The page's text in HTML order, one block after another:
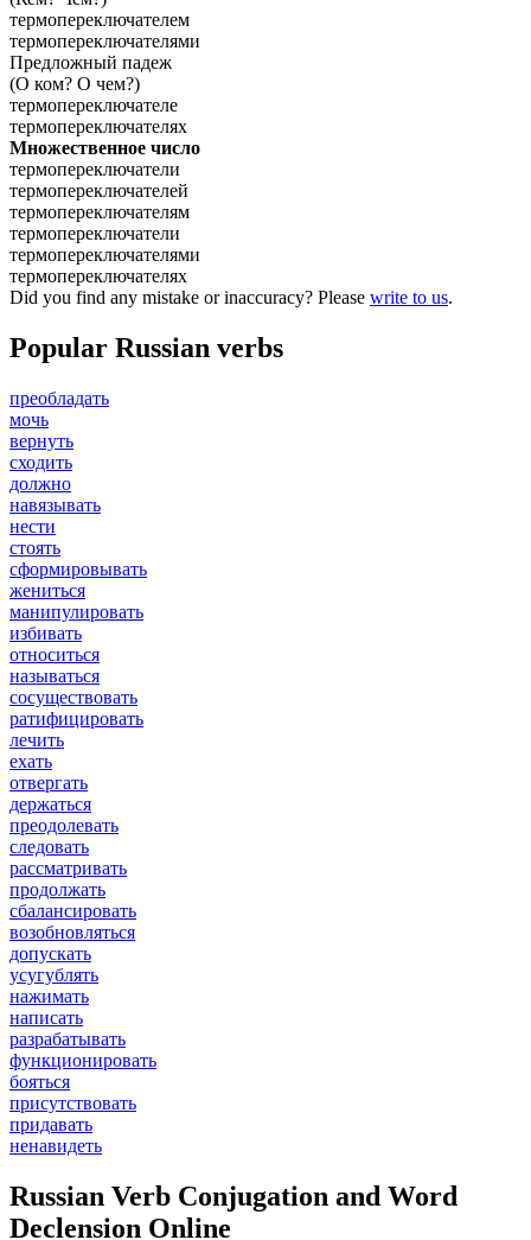
термопереключателем
термопереключателями
Предложный падеж
(О ком? О чем?)
термопереключателе
термопереключателях
Множественное число
термопереключатели
термопереключателей
термопереключателям
термопереключатели
термопереключателями
термопереключателях
Did you find any mistake or inaccuracy? Please write to us.
Popular Russian verbs
преобладать
мочь
вернуть
сходить
должно
навязывать
нести
стоять
сформировывать
жениться
манипулировать
избивать
относиться
называться
сосуществовать
ратифицировать
лечить
ехать
отвергать
держаться
преодолевать
следовать
рассматривать
продолжать
сбалансировать
возобновляться
допускать
усугублять
нажимать
написать
разрабатывать
функционировать
бояться
присутствовать
придавать
ненавидеть
Russian Verb Conjugation and Word
Declension Online